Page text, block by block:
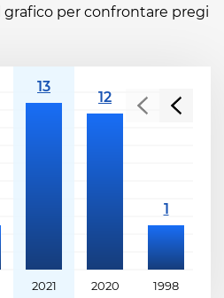
grafico per confrontare pregi
2021 2020 1998